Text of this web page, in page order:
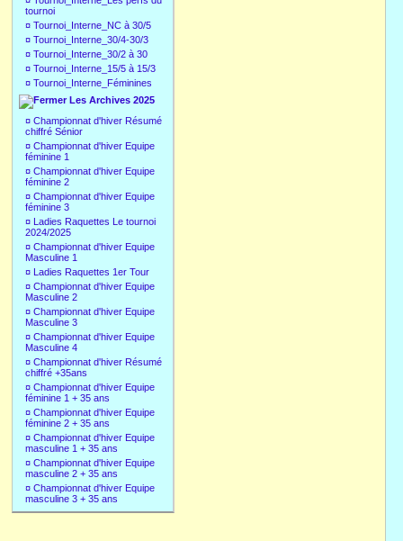
tournoi
¤ Tournoi_Interne_NC à 30/5
¤ Tournoi_Interne_30/4-30/3
¤ Tournoi_Interne_30/2 à 30
¤ Tournoi_Interne_15/5 à 15/3
¤ Tournoi_Interne_Féminines
Les Archives 2025
¤ Championnat d'hiver Résumé
chiffré Sénior
¤ Championnat d'hiver Equipe
féminine 1
¤ Championnat d'hiver Equipe
féminine 2
¤ Championnat d'hiver Equipe
féminine 3
¤ Ladies Raquettes Le tournoi
2024/2025
¤ Championnat d'hiver Equipe
Masculine 1
¤ Ladies Raquettes 1er Tour
¤ Championnat d'hiver Equipe
Masculine 2
¤ Championnat d'hiver Equipe
Masculine 3
¤ Championnat d'hiver Equipe
Masculine 4
¤ Championnat d'hiver Résumé
chiffré +35ans
¤ Championnat d'hiver Equipe
féminine 1 + 35 ans
¤ Championnat d'hiver Equipe
féminine 2 + 35 ans
¤ Championnat d'hiver Equipe
masculine 1 + 35 ans
¤ Championnat d'hiver Equipe
masculine 2 + 35 ans
¤ Championnat d'hiver Equipe
masculine 3 + 35 ans